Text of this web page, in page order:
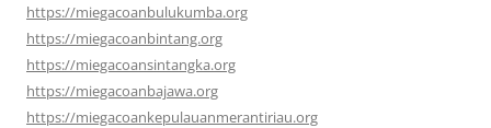
https://miegacoanbulukumba.org
https://miegacoanbintang.org
https://miegacoansintangka.org
https://miegacoanbajawa.org
https://miegacoankepulauanmerantiriau.org